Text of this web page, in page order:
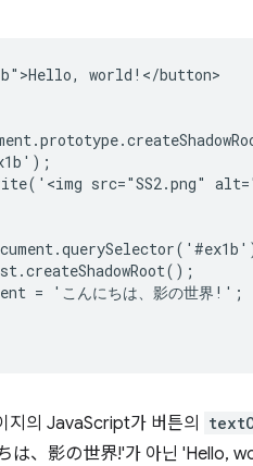
world!</button>
src="SS2.png"
= 'こんにちは、影の世界!';
지의 JavaScript가 버튼의
は、影の世界!'가 아닌 'Hello,